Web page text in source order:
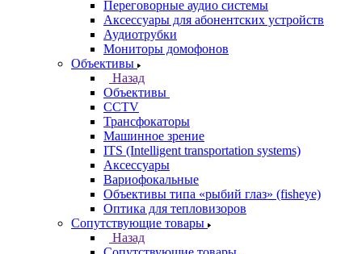
Переговорные аудио системы
Аксессуары для абонентских устройств
Аудиотрубки
Мониторы домофонов
Объективы
Назад
Объективы
CCTV
Трансфокаторы
Машинное зрение
ITS (Intelligent transportation systems)
Аксессуары
Вариофокальные
Объективы типа «рыбий глаз» (fisheye)
Оптика для тепловизоров
Сопутствующие товары
Назад